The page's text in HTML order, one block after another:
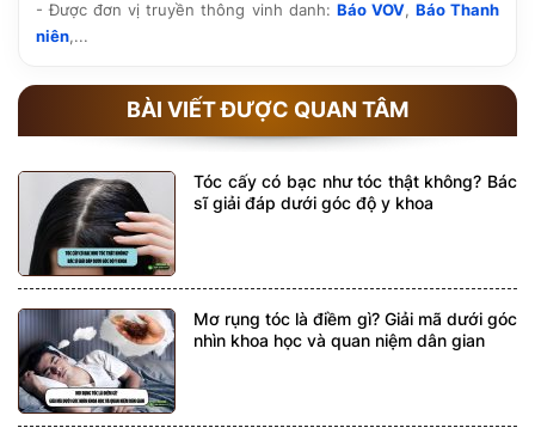
- Được đơn vị truyền thông vinh danh: Báo VOV, Báo Thanh
niên,...
BÀI VIẾT ĐƯỢC QUAN TÂM
Tóc cấy có bạc như tóc thật không? Bác
sĩ giải đáp dưới góc độ y khoa
Mơ rụng tóc là điềm gì? Giải mã dưới góc
nhìn khoa học và quan niệm dân gian